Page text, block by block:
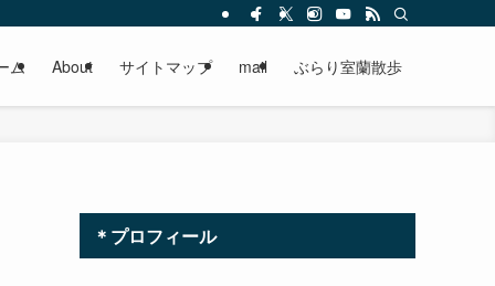
ム About サイトマップ mail ぶらり室蘭散歩
＊プロフィール